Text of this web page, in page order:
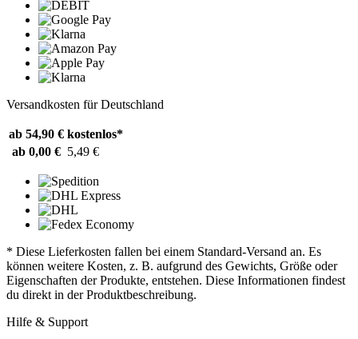
Versandkosten für Deutschland
ab 54,90 € kostenlos*
ab 0,00 € 5,49 €
* Diese Lieferkosten fallen bei einem Standard-Versand an. Es
können weitere Kosten, z. B. aufgrund des Gewichts, Größe oder
Eigenschaften der Produkte, entstehen. Diese Informationen findest
du direkt in der Produktbeschreibung.
Hilfe & Support